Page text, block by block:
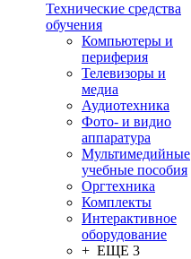
Технические средства
обучения
Компьютеры и
периферия
Телевизоры и
медиа
Аудиотехника
Фото- и видио
аппаратура
Мультимедийные
учебные пособия
Оргтехника
Комплекты
Интерактивное
оборудование
+ ЕЩЕ 3